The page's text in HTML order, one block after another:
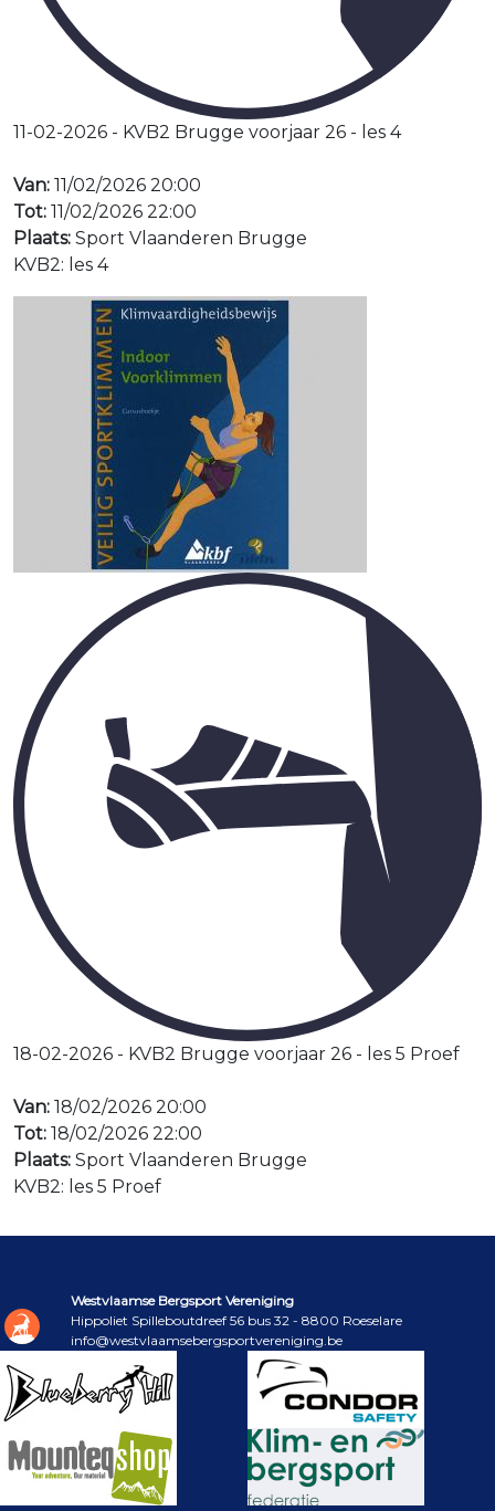
11-02-2026 - KVB2 Brugge voorjaar 26 - les 4
Van: 11/02/2026 20:00
Tot: 11/02/2026 22:00
Plaats: Sport Vlaanderen Brugge
KVB2: les 4
18-02-2026 - KVB2 Brugge voorjaar 26 - les 5 Proef
Van: 18/02/2026 20:00
Tot: 18/02/2026 22:00
Plaats: Sport Vlaanderen Brugge
KVB2: les 5 Proef
Westvlaamse Bergsport Vereniging
Hippoliet Spilleboutdreef 56 bus 32 - 8800 Roeselare
info@westvlaamsebergsportvereniging.be